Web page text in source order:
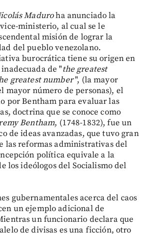
Maduroha anunciado la
ministerio, al cual se le
misión de lograr la
del pueblo venezolano.
burocrática tiene su origen en
de "the greatest
greatest number", (la mayor
mayor número de personas), el
por Bentham para evaluar las
doctrina que se conoce como
Bentham, (1748-1832), fue un
de ideas avanzadas, que tuvo gran
las reformas administrativas del
política equivale a la
los ideólogos del Socialismo del
gubernamentales acerca del caos
un ejemplo adicional de
un funcionario declara que
de divisas es una ficción, otro